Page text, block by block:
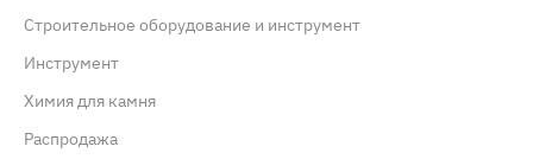
Строительное оборудование и инструмент
Инструмент
Химия для камня
Распродажа